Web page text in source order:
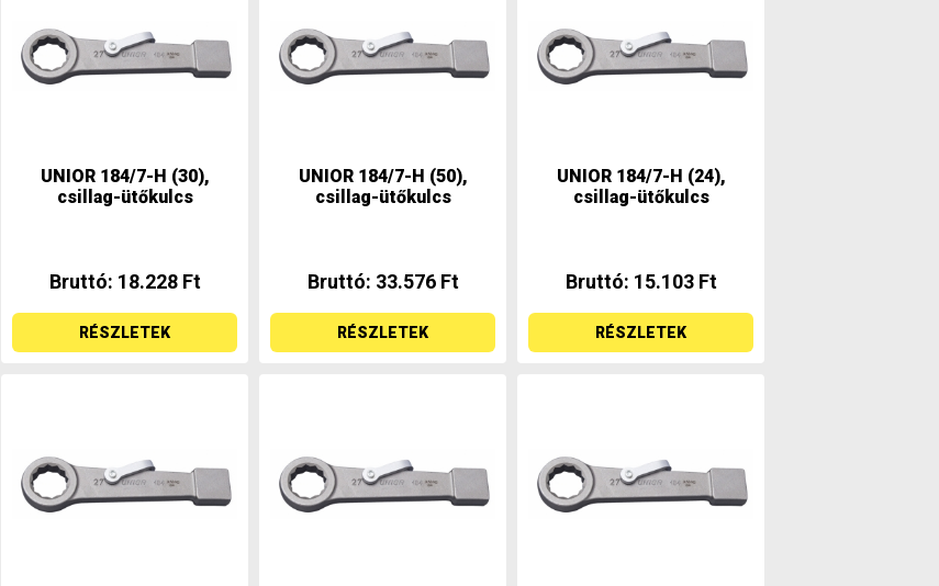
UNIOR 184/7-H (30),
csillag-ütőkulcs
Bruttó: 18.228 Ft
RÉSZLETEK
UNIOR 184/7-H (50),
csillag-ütőkulcs
Bruttó: 33.576 Ft
RÉSZLETEK
UNIOR 184/7-H (24),
csillag-ütőkulcs
Bruttó: 15.103 Ft
RÉSZLETEK